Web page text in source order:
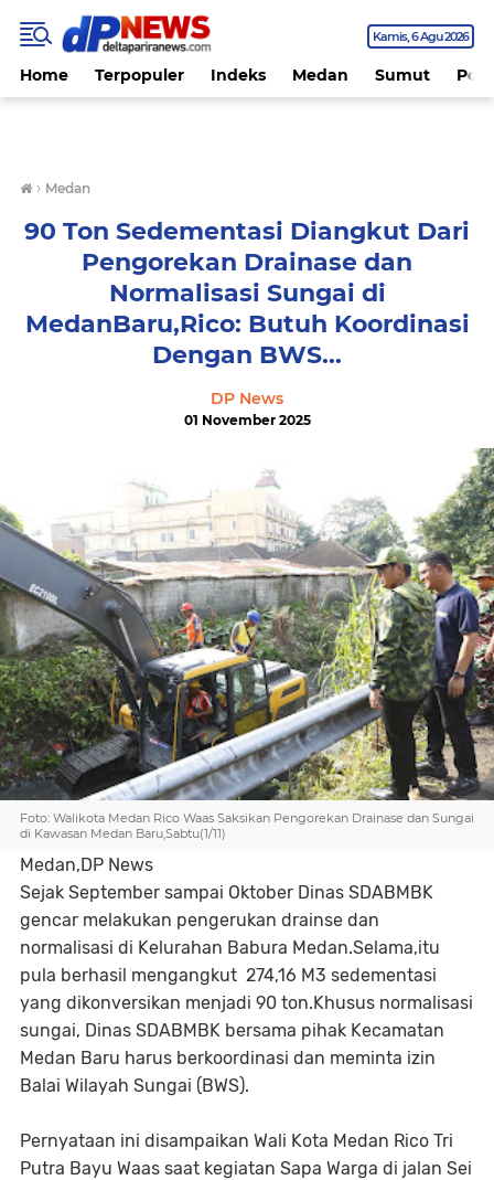
Kamis 6 Agu 2026
Home Terpopuler Indeks Medan Sumut
› Medan
90 Ton Sedementasi Diangkut Dari
Pengorekan Drainase dan
Normalisasi Sungai di
MedanBaru,Rico: Butuh Koordinasi
Dengan BWS...
DP News
01 November 2025
Foto: Walikota Medan Rico Waas Saksikan Pengorekan Drainase dan Sungai
di Kawasan Medan Baru,Sabtu(1/11)
Medan,DP News
Sejak September sampai Oktober Dinas SDABMBK
gencar melakukan pengerukan drainse dan
normalisasi di Kelurahan Babura Medan.Selama,itu
pula berhasil mengangkut 274,16 M3 sedementasi
yang dikonversikan menjadi 90 ton.Khusus normalisasi
sungai, Dinas SDABMBK bersama pihak Kecamatan
Medan Baru harus berkoordinasi dan meminta izin
Balai Wilayah Sungai (BWS).
Pernyataan ini disampaikan Wali Kota Medan Rico Tri
Putra Bayu Waas saat kegiatan Sapa Warga di jalan Sei